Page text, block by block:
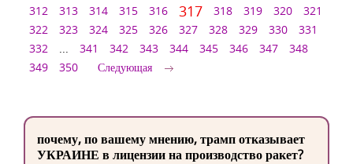
312
313 314 315 316 317 318 319 320
321
322
323 324 325 326 327 328 329 330
331
332
... 341 342 343 344 345 346 347
348
349
350 Следующая
почему, по вашему мнению, трамп отказывает
УКРАИНЕ в лицензии на производство ракет?